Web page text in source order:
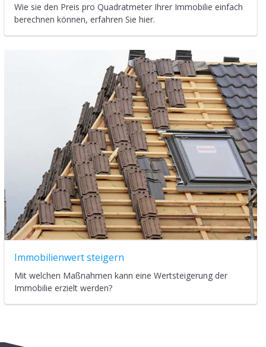
Wie sie den Preis pro Quadratmeter Ihrer Immobilie einfach
berechnen können, erfahren Sie hier.
Immobilienwert steigern
Mit welchen Maßnahmen kann eine Wertsteigerung der
Immobilie erzielt werden?